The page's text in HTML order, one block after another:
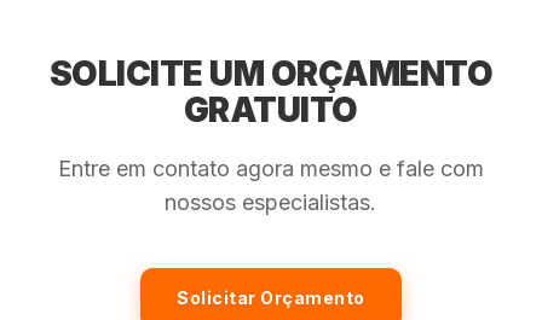
SOLICITE UM ORÇAMENTO
GRATUITO
Entre em contato agora mesmo e fale com
nossos especialistas.
Solicitar Orçamento